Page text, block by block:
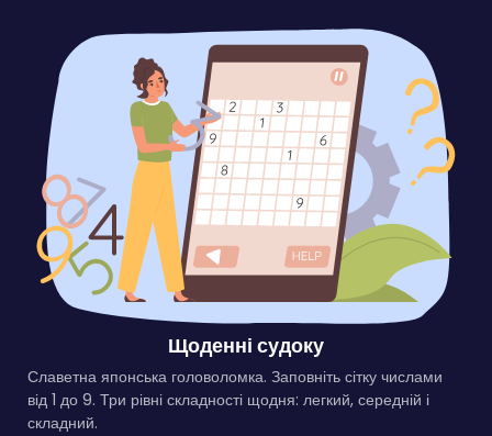
Щоденні судоку
Славетна японська головоломка. Заповніть сітку числами
від 1 до 9. Три рівні складності щодня: легкий, середній і
складний.